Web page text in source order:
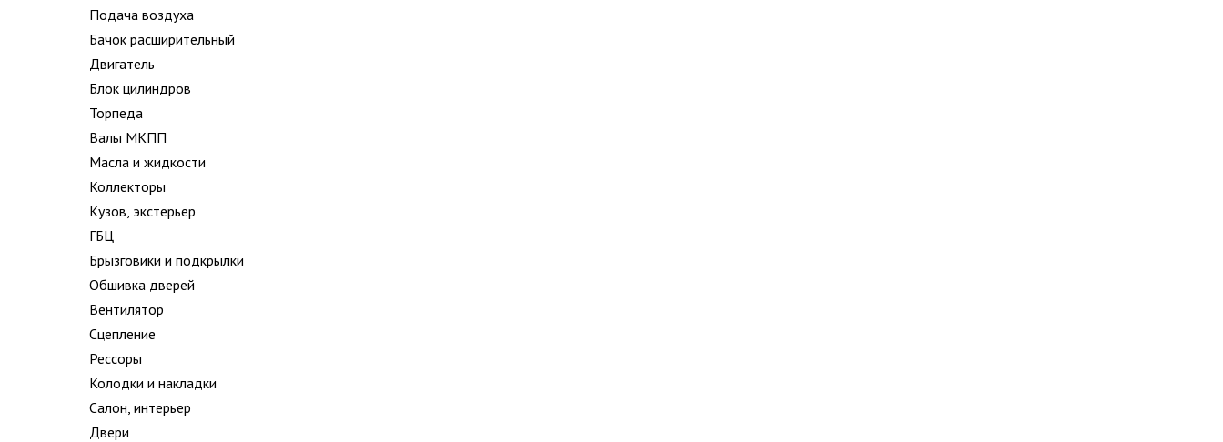
Подача воздуха
Бачок расширительный
Двигатель
Блок цилиндров
Торпеда
Валы МКПП
Масла и жидкости
Коллекторы
Кузов, экстерьер
ГБЦ
Брызговики и подкрылки
Обшивка дверей
Вентилятор
Сцепление
Рессоры
Колодки и накладки
Салон, интерьер
Двери